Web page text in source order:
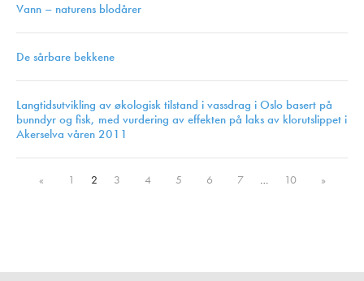
Vann – naturens blodårer
De sårbare bekkene
Langtidsutvikling av økologisk tilstand i vassdrag i Oslo basert på
bunndyr og fisk, med vurdering av effekten på laks av klorutslippet i
Akerselva våren 2011
« 1 2 3 4 5 6 7 … 10 »